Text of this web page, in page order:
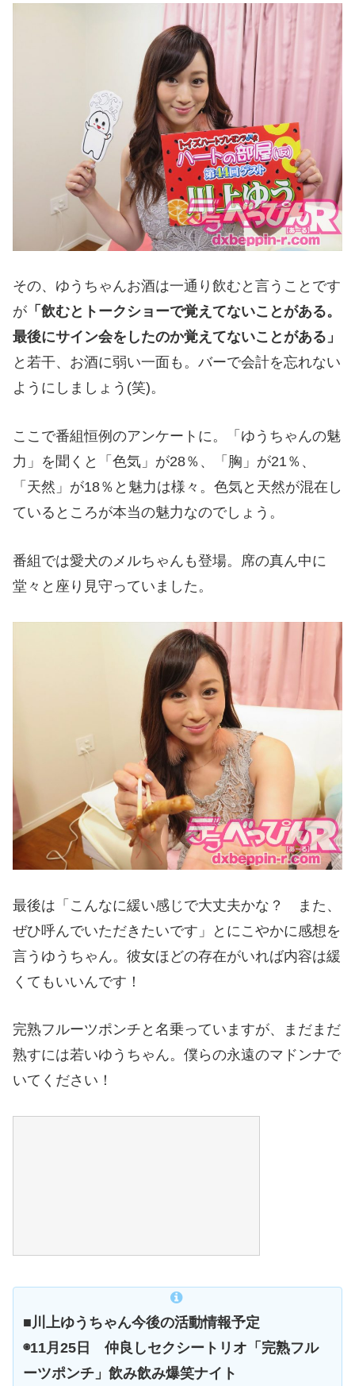
その、ゆうちゃんお酒は一通り飲むと言うことです
が 「飲むとトークショーで覚えてないことがある。
最後にサイン会をしたのか覚えてないことがある」
と若干、お酒に弱い一面も。バーで会計を忘れない
ようにしましょう(笑)。
ここで番組恒例のアンケートに。「ゆうちゃんの魅
力」を聞くと「色気」が28％、「胸」が21％、
「天然」が18％と魅力は様々。色気と天然が混在し
ているところが本当の魅力なのでしょう。
番組では愛犬のメルちゃんも登場。席の真ん中に
堂々と座り見守っていました。
最後は「こんなに緩い感じで大丈夫かな？ また、
ぜひ呼んでいただきたいです」とにこやかに感想を
言うゆうちゃん。彼女ほどの存在がいれば内容は緩
くてもいいんです！
完熟フルーツポンチと名乗っていますが、まだまだ
熟すには若いゆうちゃん。僕らの永遠のマドンナで
いてください！
■川上ゆうちゃん今後の活動情報予定
◉11月25日 仲良しセクシートリオ「完熟フル
ーツポンチ」飲み飲み爆笑ナイト